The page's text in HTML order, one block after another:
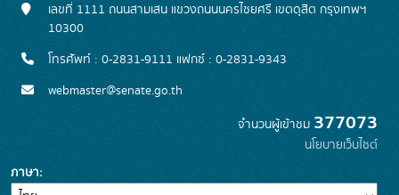
เลขที่ 1111 ถนนสามเสน แขวงถนนนครไชยศรี เขตดุสิต กรุงเทพฯ
10300
โทรศัพท์ : 0-2831-9111 แฟกซ์ : 0-2831-9343
webmaster@senate.go.th
จำนวนผู้เข้าชม 377073
นโยบายเว็บไซต์
ภาษา